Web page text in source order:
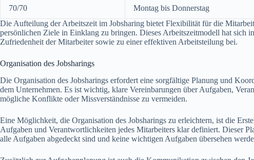
70/70 Montag bis Donnerstag
Die Aufteilung der Arbeitszeit im Jobsharing bietet Flexibilität für die
persönlichen Ziele in Einklang zu bringen. Dieses Arbeitszeitmodell hat sich
Zufriedenheit der Mitarbeiter sowie zu einer effektiven Arbeitsteilung bei.
Organisation des Jobsharings
Die Organisation des Jobsharings erfordert eine sorgfältige Planung und
dem Unternehmen. Es ist wichtig, klare Vereinbarungen über Aufgaben,
mögliche Konflikte oder Missverständnisse zu vermeiden.
Eine Möglichkeit, die Organisation des Jobsharings zu erleichtern, ist die
Aufgaben und Verantwortlichkeiten jedes Mitarbeiters klar definiert. Dieser
alle Aufgaben abgedeckt sind und keine wichtigen Aufgaben übersehen